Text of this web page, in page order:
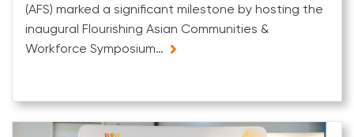
(AFS) marked a significant milestone by hosting the
inaugural Flourishing Asian Communities &
Workforce Symposium…